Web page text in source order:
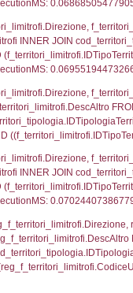
AND
AND
Nome
where